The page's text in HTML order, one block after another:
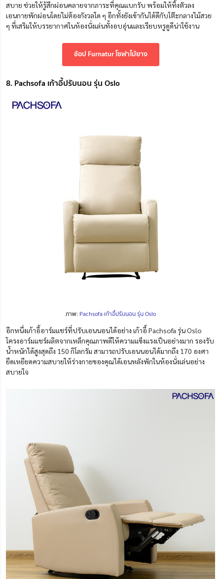
สบาย ช่วยให้รู้สึกผ่อนคลายจากภาระที่คุณแบกรับ พร้อมให้ทิ้งตัวลง
เอนกายพักผ่อนโดยไม่ต้องกังวลใด ๆ อีกทั้งยังเข้ากันได้ดีกับโต๊ะกลางไม้สวย
ๆ ที่เสริมให้บรรยากาศในห้องนั่งเล่นทั้งอบอุ่นและเรียบหรูดูดีน่าใช้งาน
ช้อป Furnatur โซฟาไม้ยาง
8. Pachsofa เก้าอี้ปรับนอน รุ่น Oslo
ภาพ: Pachsofa เก้าอี้ปรับนอน รุ่น Oslo
อีกหนึ่งเก้าอี้อาร์มแชร์ที่ปรับเอนนอนได้อย่าง เก้าอี้ Pachsofa รุ่น Oslo
โครงอาร์มแชร์ผลิตจากเหล็กคุณภาพดีให้ความแข็งแรงเป็นอย่างมาก รองรับ
น้ำหนักได้สูงสุดถึง 150 กิโลกรัม สามารถปรับเอนนอนได้มากถึง 170 องศา
ยืดเหยียดความสบายให้ร่างกายของคุณได้เอนหลังพักในห้องนั่งเล่นอย่าง
สบายใจ